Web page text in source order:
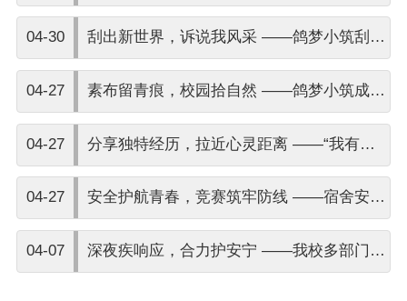
重点工作
04-30 刮出新世界，诉说我风采 ——鸽梦小筑刮画
04-27 素布留青痕，校园拾自然 ——鸽梦小筑成功
04-27 分享独特经历，拉近心灵距离 ——“我有你
04-27 安全护航青春，竞赛筑牢防线 ——宿舍安全
04-07 深夜疾响应，合力护安宁 ——我校多部门联